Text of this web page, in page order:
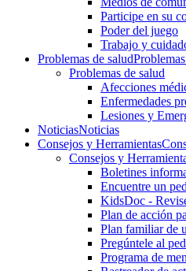
Participe en su
Poder del juego
Trabajo y
Problemas de salud
Problemas de salud
Afecciones
Enfermedades
Lesiones y
NoticiasNoticias
Consejos y Herramientas
Consejos y
Boletines
Encuentre un
KidsDoc -
Plan de acción
Plan familiar de
Pregúntele al
Programa de